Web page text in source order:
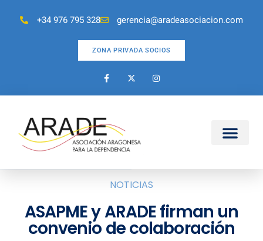
+34 976 795 328 gerencia@aradeasociacion.com
ZONA PRIVADA SOCIOS
NOTICIAS
ASAPME y ARADE firman un
convenio de colaboración